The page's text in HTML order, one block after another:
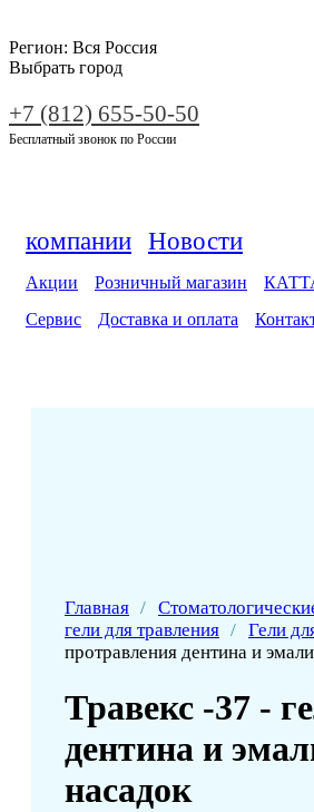
Регион: Вся Россия
Выбрать город
+7 (812) 655-50-50
Бесплатный звонок по России
компании Новости
Акции Розничный магазин
Сервис
Доставка и оплата
Главная /
гели для травления / Гели
протравления дентина и
Травекс -37 -
дентина и
насадок